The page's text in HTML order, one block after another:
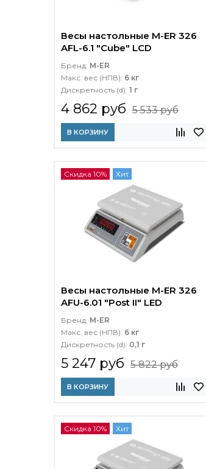
Весы настольные M-ER 326
AFL-6.1 "Cube" LCD
Бренд: M-ER
Макс. вес (НПВ): 6 кг
Дискретность (d): 1 г
4 862 руб 5 533 руб
В КОРЗИНУ
Скидка 10% Хит
Весы настольные M-ER 326
AFU-6.01 "Post II" LED
Бренд: M-ER
Макс. вес (НПВ): 6 кг
Дискретность (d): 0,1 г
5 247 руб 5 822 руб
В КОРЗИНУ
Скидка 10% Хит